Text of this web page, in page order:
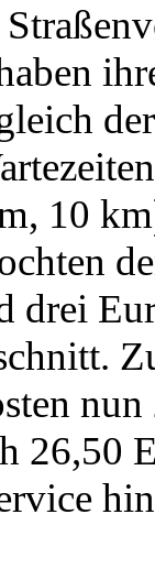
10
drei
26,50